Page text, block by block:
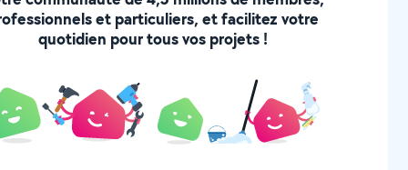
et particuliers, et facilitez votre
quotidien pour tous vos projets !